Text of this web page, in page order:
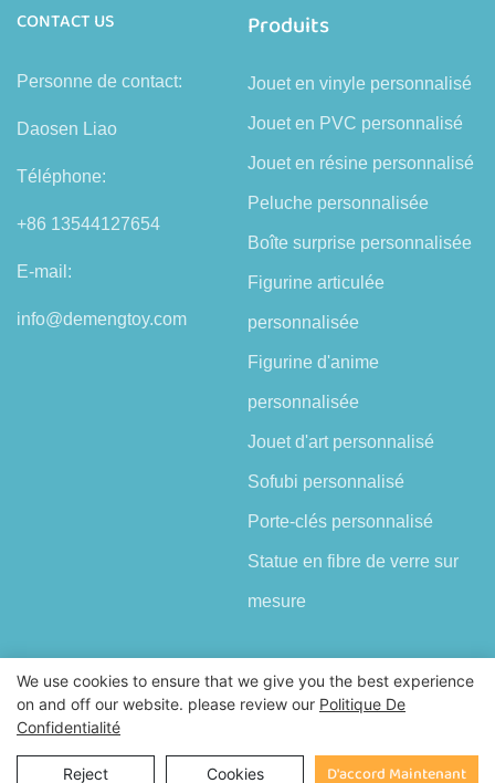
CONTACT US
Personne de contact:
Daosen Liao
Téléphone:
+86 13544127654
E-mail:
info@demengtoy.com
Produits
Jouet en vinyle personnalisé
Jouet en PVC personnalisé
Jouet en résine personnalisé
Peluche personnalisée
Boîte surprise personnalisée
Figurine articulée
personnalisée
Figurine d'anime
personnalisée
Jouet d'art personnalisé
Sofubi personnalisé
Porte-clés personnalisé
Statue en fibre de verre sur
mesure
Droits d'auteur © 2026 Shenzhen Demeng Toy Co.,Ltd |
Plan du site
We use cookies to ensure that we give you the best experience
on and off our website. please review our Politique De
Confidentialité
Reject Cookies D'accord Maintenant
Enquête